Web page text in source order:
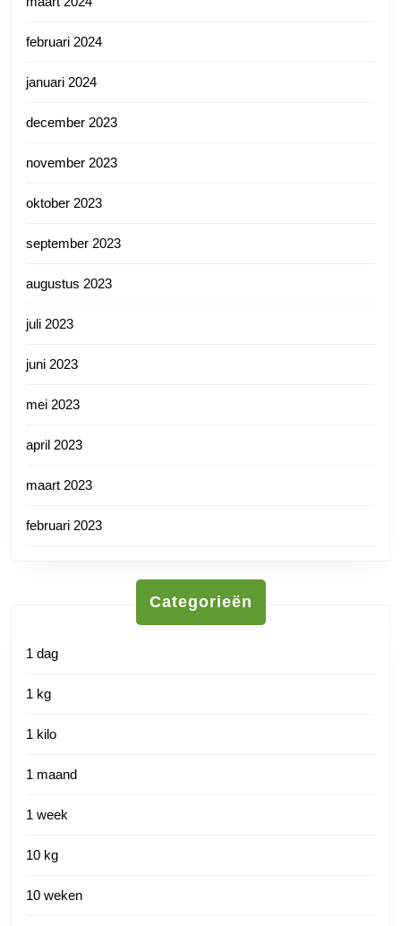
februari 2024
januari 2024
december 2023
november 2023
oktober 2023
september 2023
augustus 2023
juli 2023
juni 2023
mei 2023
april 2023
maart 2023
februari 2023
Categorieën
1 dag
1 kg
1 kilo
1 maand
1 week
10 kg
10 weken